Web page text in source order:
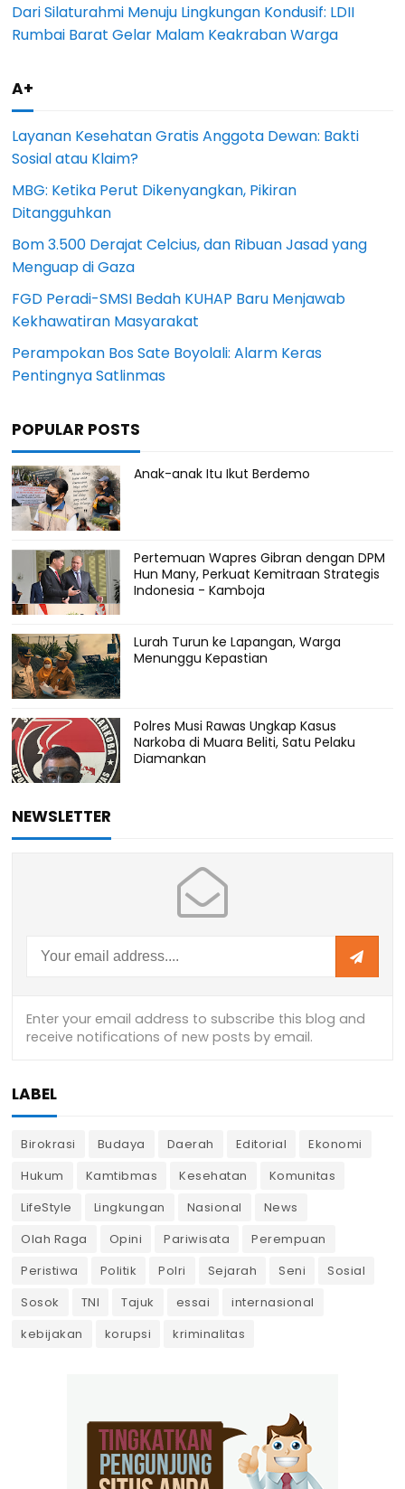
Dari Silaturahmi Menuju Lingkungan Kondusif: LDII
Rumbai Barat Gelar Malam Keakraban Warga
A+
Layanan Kesehatan Gratis Anggota Dewan: Bakti
Sosial atau Klaim?
MBG: Ketika Perut Dikenyangkan, Pikiran
Ditangguhkan
Bom 3.500 Derajat Celcius, dan Ribuan Jasad yang
Menguap di Gaza
FGD Peradi-SMSI Bedah KUHAP Baru Menjawab
Kekhawatiran Masyarakat
Perampokan Bos Sate Boyolali: Alarm Keras
Pentingnya Satlinmas
POPULAR POSTS
Anak-anak Itu Ikut Berdemo
Pertemuan Wapres Gibran dengan DPM
Hun Many, Perkuat Kemitraan Strategis
Indonesia - Kamboja
Lurah Turun ke Lapangan, Warga
Menunggu Kepastian
Polres Musi Rawas Ungkap Kasus
Narkoba di Muara Beliti, Satu Pelaku
Diamankan
NEWSLETTER
LABEL
Birokrasi Budaya Daerah Editorial
Ekonomi
Hukum
Kamtibmas Kesehatan
Komunitas
LifeStyle
Lingkungan Nasional
News
Olah Raga
Opini Pariwisata
Perempuan
Peristiwa
Politik Polri Sejarah Seni
Sosial
Sosok
TNI Tajuk essai
internasional
kebijakan
korupsi kriminalitas